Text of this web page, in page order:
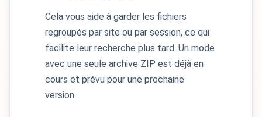
Cela vous aide à garder les fichiers
regroupés par site ou par session, ce qui
facilite leur recherche plus tard. Un mode
avec une seule archive ZIP est déjà en
cours et prévu pour une prochaine
version.